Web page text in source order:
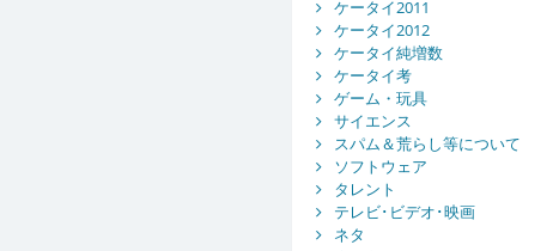
ケータイ2011
ケータイ2012
ケータイ純増数
ケータイ考
ゲーム・玩具
サイエンス
スパム＆荒らし等について
ソフトウェア
タレント
テレビ･ビデオ･映画
ネタ